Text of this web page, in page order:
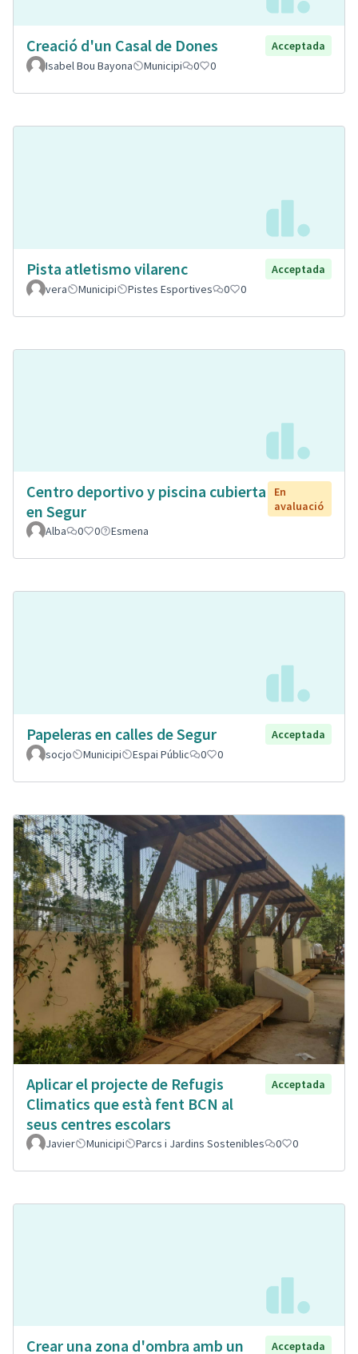
Creació d'un Casal de Dones
Acceptada
Isabel Bou Bayona
Municipi 0 0
Pista atletismo vilarenc
Acceptada
vera
Municipi Pistes Esportives 0 0
Centro deportivo y piscina cubierta
en Segur
En
avaluació
Alba
0 0 Esmena
Papeleras en calles de Segur
Acceptada
socjo
Municipi Espai Públic 0 0
Aplicar el projecte de Refugis
Climatics que està fent BCN al
seus centres escolars
Acceptada
Javier Municipi Parcs i Jardins Sostenibles 0 0
Crear una zona d'ombra amb un Acceptada